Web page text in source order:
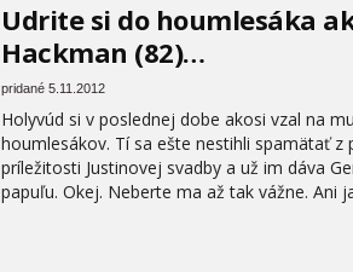
Udrite si do houmlesáka
Hackman (82)…
pridané 5.11.2012
Holyvúd si v poslednej dobe akosi vzal na
houmlesákov. Tí sa ešte nestihli spamätať z
príležitosti Justinovej svadby a už im dáva
papuľu. Okej. Neberte ma až tak vážne. Ani